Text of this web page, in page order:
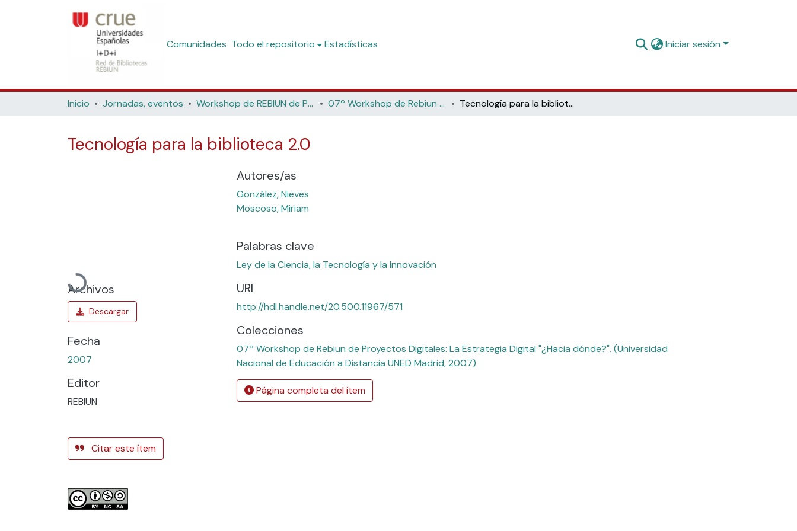
Comunidades Todo el repositorio Estadísticas Iniciar sesión
Inicio Jornadas, eventos Workshop de REBIUN de Proyectos Digitales 07º Workshop de Rebiun de Proyectos Digitales: La Estrategia Digital "¿Hacia dónde?". (Universidad Nacional de Educación a Distancia UNED Madrid, 2007) Tecnología para la biblioteca 2.0
Tecnología para la biblioteca 2.0
Cargando...
Archivos
Fecha
2007
Editor
REBIUN
Citar este ítem
Autores/as
González, Nieves
Moscoso, Miriam
Palabras clave
Ley de la Ciencia, la Tecnología y la Innovación
URI
http://hdl.handle.net/20.500.11967/571
Colecciones
07º Workshop de Rebiun de Proyectos Digitales: La Estrategia Digital "¿Hacia dónde?". (Universidad
Nacional de Educación a Distancia UNED Madrid, 2007)
Página completa del ítem